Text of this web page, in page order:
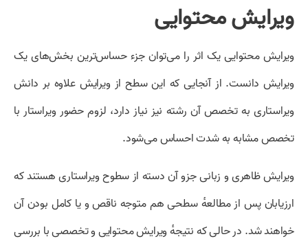
ویرایش محتوایی
ویرایش محتوایی یک اثر را می‌توان جزء حساس‌ترین بخش‌های یک
ویرایش دانست. از آنجایی که این سطح از ویرایش علاوه بر دانش
ویراستاری به تخصص آن رشته نیز نیاز دارد، لزوم حضور ویراستار با
تخصص مشابه به شدت احساس می‌شود.
ویرایش ظاهری و زبانی جزو آن دسته از سطوح ویراستاری هستند که
ارزیابان پس از مطالعهٔ سطحی هم متوجه ناقص و یا کامل بودن آن
خواهند شد. در حالی که نتیجهٔ ویرایش محتوایی و تخصصی با بررسی